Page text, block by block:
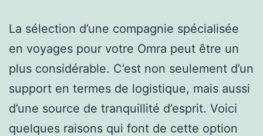
La sélection d’une compagnie spécialisée
en voyages pour votre Omra peut être un
plus considérable. C’est non seulement d’un
support en termes de logistique, mais aussi
d’une source de tranquillité d’esprit. Voici
quelques raisons qui font de cette option